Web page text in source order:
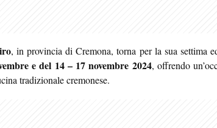
, in provincia di Cremona, torna per la sua settima
e del 14 – 17 novembre 2024, offrendo
tradizionale cremonese.